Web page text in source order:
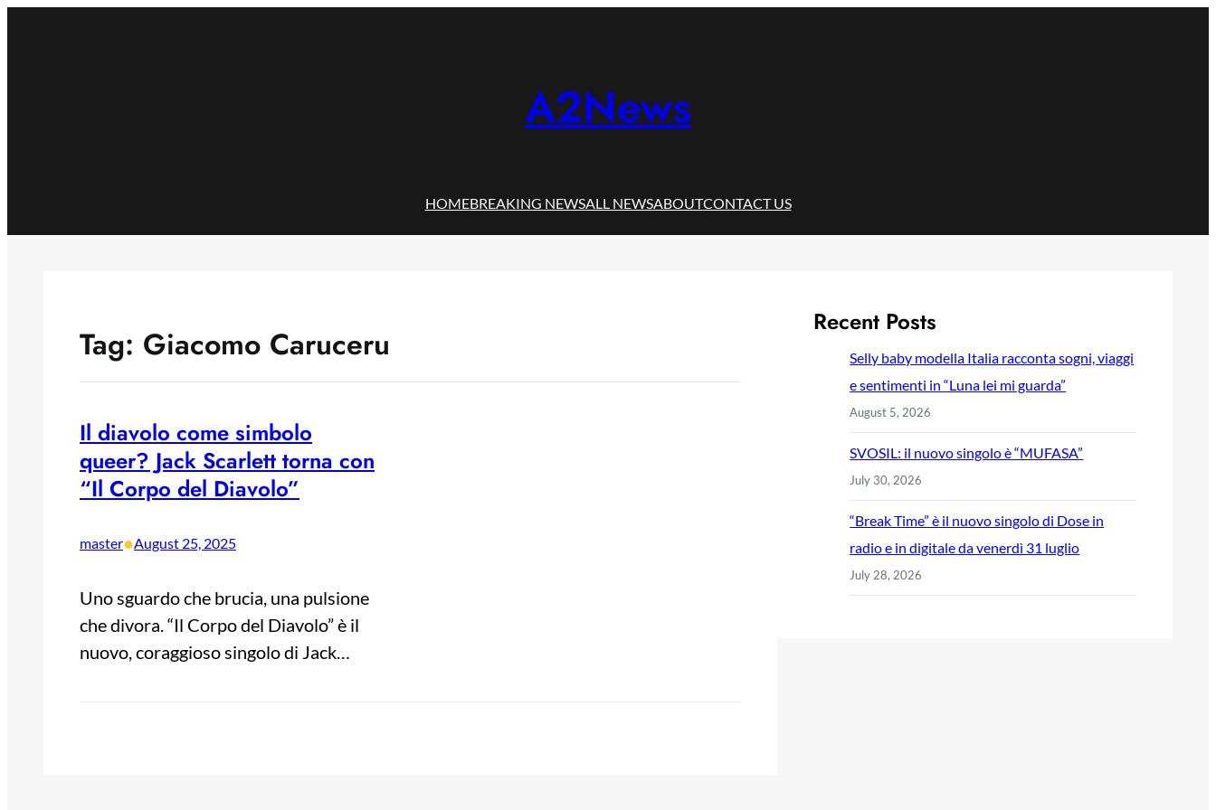
A2News
HOMEBREAKING NEWSALL NEWSABOUTCONTACT US
Tag: Giacomo Caruceru
Il diavolo come simbolo
queer? Jack Scarlett torna con
“Il Corpo del Diavolo”
master•August 25, 2025
Uno sguardo che brucia, una pulsione
che divora. “Il Corpo del Diavolo” è il
nuovo, coraggioso singolo di Jack…
Recent Posts
Selly baby modella Italia racconta sogni, viaggi
e sentimenti in “Luna lei mi guarda”
August 5, 2026
SVOSIL: il nuovo singolo è “MUFASA”
July 30, 2026
“Break Time” è il nuovo singolo di Dose in
radio e in digitale da venerdì 31 luglio
July 28, 2026